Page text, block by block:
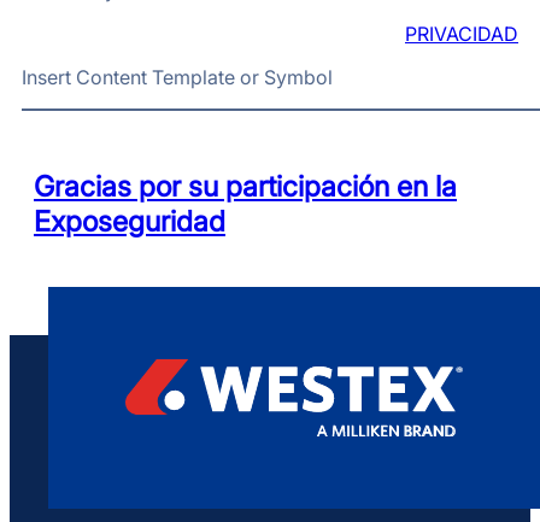
PRIVACIDAD
Insert Content Template or Symbol
Gracias por su participación en la
Exposeguridad